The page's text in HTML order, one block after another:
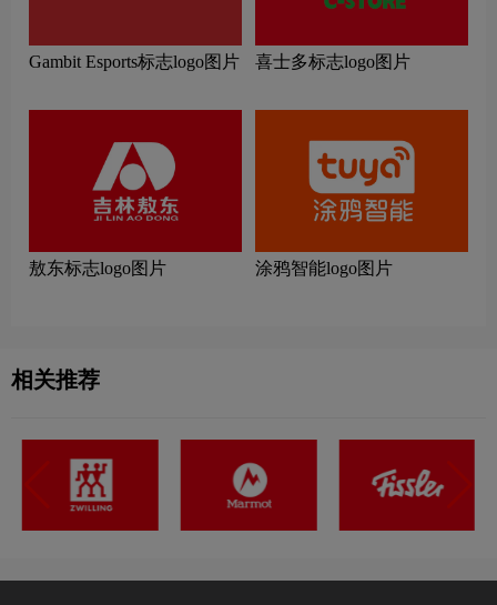
Gambit Esports标志logo图片 喜士多标志logo图片
敖东标志logo图片 涂鸦智能logo图片
相关推荐